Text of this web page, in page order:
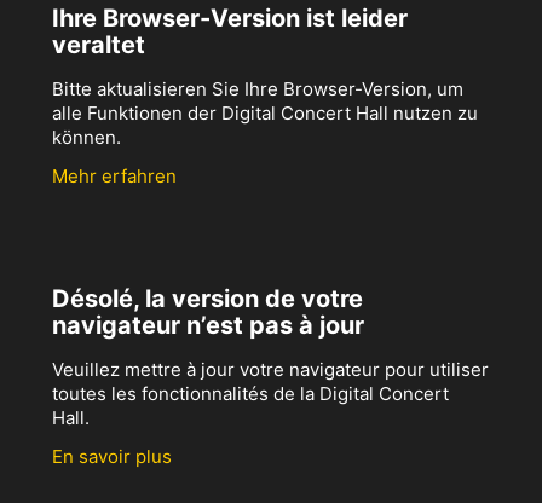
Ihre Browser-Version ist leider
veraltet
Bitte aktualisieren Sie Ihre Browser-Version, um
alle Funktionen der Digital Concert Hall nutzen zu
können.
Mehr erfahren
Désolé, la version de votre
navigateur n’est pas à jour
Veuillez mettre à jour votre navigateur pour utiliser
toutes les fonctionnalités de la Digital Concert
Hall.
En savoir plus